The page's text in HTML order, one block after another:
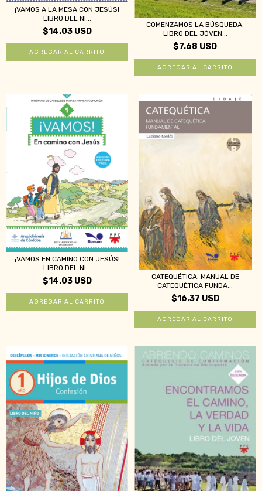
¡VAMOS A LA MESA CON JESÚS!
LIBRO DEL NI...
$14.03 USD
COMENZAMOS LA BÚSQUEDA.
LIBRO DEL JÓVEN...
$7.68 USD
¡VAMOS EN CAMINO CON JESÚS!
LIBRO DEL NI...
$14.03 USD
CATEQUÉTICA. MANUAL DE
CATEQUÉTICA FUNDA...
$16.37 USD